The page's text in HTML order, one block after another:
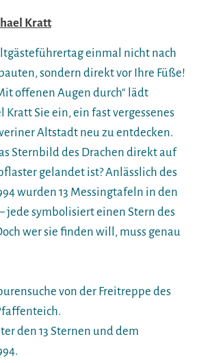
Kratt
einmal nicht nach
sondern direkt vor Ihre Füße!
offenen Augen durch“ lädt
Sie ein, ein fast vergessenes
Altstadt neu zu entdecken.
Sternbild des Drachen direkt auf
gelandet ist? Anlässlich des
wurden 13 Messingtafeln in den
jede symbolisiert einen Stern des
wer sie finden will, muss genau
von der Freitreppe des
den 13 Sternen und dem